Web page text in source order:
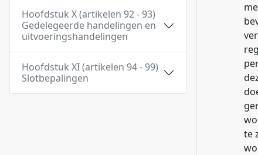
Hoofdstuk X (artikelen 92 - 93)
Gedelegeerde handelingen en
uitvoeringshandelingen
Hoofdstuk XI (artikelen 94 - 99)
Slotbepalingen
te